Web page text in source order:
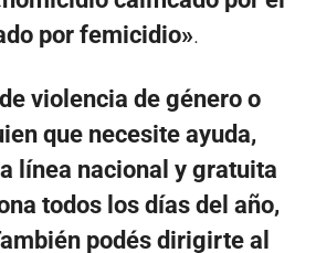
por femicidio».
violencia de género o
que necesite ayuda,
línea nacional y gratuita
todos los días del año,
podés dirigirte al